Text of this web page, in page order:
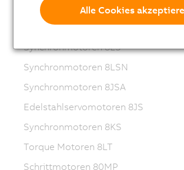
Getriebemotoren 8LVB
Synchronmotoren 8LWA
Synchronmotoren 8LS
Synchronmotoren 8LSN
Synchronmotoren 8JSA
Edelstahlservomotoren 8JS
Synchronmotoren 8KS
Torque Motoren 8LT
Schrittmotoren 80MP
Alle Cookies